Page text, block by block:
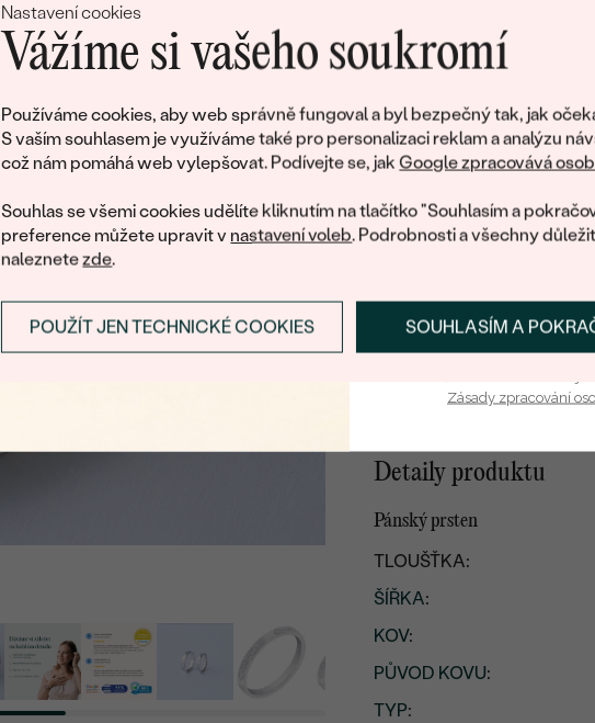
Nastavení cookies
Vážíme si vašeho soukromí
Používáme cookies, aby web správně fungoval a byl bezpečný tak, jak
S vaším souhlasem je využíváme také pro personalizaci reklam a analýzu
což nám pomáhá web vylepšovat. Podívejte se, jakGoogle zpracovává
Souhlas se všemi cookies udělíte kliknutím na tlačítko "Souhlasím a
preference můžete upravit v nastavení voleb. Podrobnosti a všechny
naleznetezde.
SOUHLASÍM A
POUŽÍT JEN TECHNICKÉ COOKIES
Doživotní servis Doručení
DALŠÍ KOVY
PLATINA
Detaily produktu
Pánský prsten
TLOUŠŤKA:
ŠÍŘKA:
KOV:
PŮVOD KOVU:
TYP:
poctivě vyráběných
Jako dárek na
zašleme slevový kód
PŘIHLÁSIT SE A
Zásady zpracování